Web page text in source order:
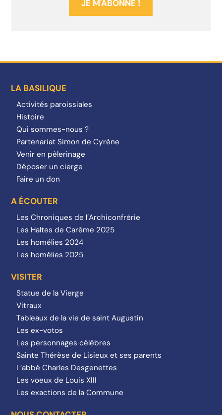
LA BASILIQUE
Activités paroissiales
Histoire
Qui sommes-nous ?
Partenariat Simon de Cyrène
Venir en pèlerinage
Déposer un cierge
Faire un don
A ÉCOUTER
Les Chroniques de l’Archiconfrérie
Les Haltes de Carême 2025
Les homélies 2024
Les homélies 2025
VISITER
Statue de la Vierge
Vitraux
Tableaux de la vie de saint Augustin
Les ex-votos
Les personnages célèbres
Sainte Thérèse de Lisieux et ses parents
L’abbé Charles Desgenettes
Les voeux de Louis XIII
Les exactions de la Commune